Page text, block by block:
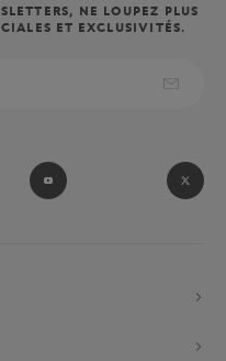
NE LOUPEZ PLUS
ET EXCLUSIVITÉS.